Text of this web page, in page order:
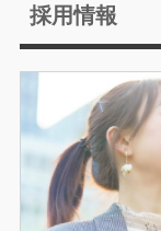
採用情報